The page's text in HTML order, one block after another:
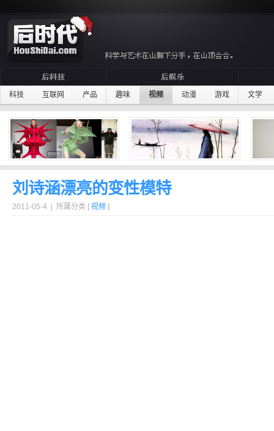
科技 互联网 产品 趣味 视频 动漫 游戏 文学
刘诗涵漂亮的变性模特
2011-05-4 | 所属分类 [ 视频 ]